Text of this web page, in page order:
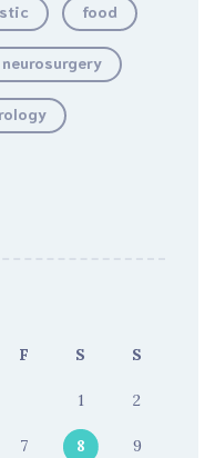
food
neurosurgery
F S S
1 2
7 8 9